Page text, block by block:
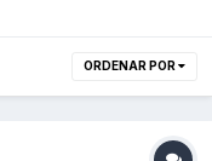
ORDENAR POR